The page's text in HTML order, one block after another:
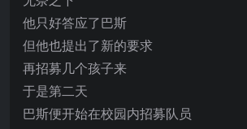
他只好答应了巴斯
但他也提出了新的要求
再招募几个孩子来
于是第二天
巴斯便开始在校园内招募队员